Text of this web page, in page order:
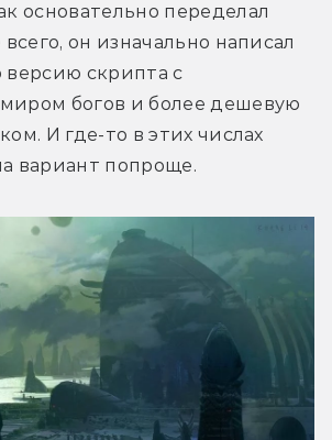
основательно переделал
он изначально написал
версию скрипта с
богов и более дешевую
И где-то в этих числах
вариант попроще.